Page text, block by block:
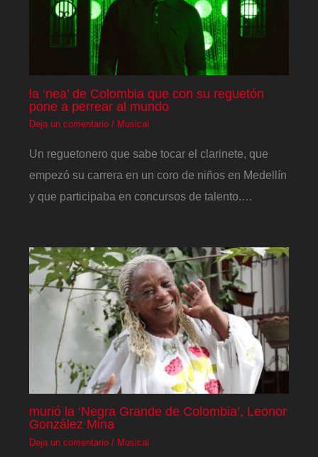
la ‘nea’ de Colombia que con su reguetón
pone a perrear al mundo
Deja un comentario / Musical
Un reguetonero que sabe tocar el clarinete, que
empezó su carrera en un coro de niños en Medellín
y que participaba en concursos de talento.…
murió la ‘Negra Grande de Colombia’, Leonor
González Mina
Deja un comentario / Musical